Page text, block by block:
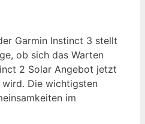
Garmin Instinct 3 stellt
ob sich das Warten
2 Solar Angebot jetzt
Die wichtigsten
im